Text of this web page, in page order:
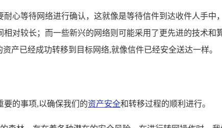
心等待网络进行确认，这就像是等待信件到达收件人手
对较长；而一些新兴的网络则可能采用了更先进的技术
产已经成功转移到目标网络,就像信件已经安全送达一样。
要的事项,以确保我们的资产安全和转移过程的顺利进行。